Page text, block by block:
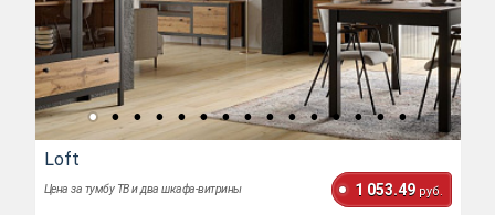
Loft
Цена за тумбу ТВ и два шкафа-витрины 1 053.49 руб.